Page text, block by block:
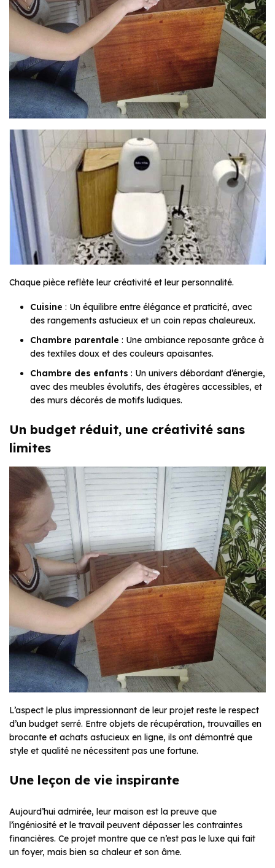
Chaque pièce reflète leur créativité et leur personnalité.
Cuisine : Un équilibre entre élégance et praticité, avec
des rangements astucieux et un coin repas chaleureux.
Chambre parentale : Une ambiance reposante grâce à
des textiles doux et des couleurs apaisantes.
Chambre des enfants : Un univers débordant d’énergie,
avec des meubles évolutifs, des étagères accessibles, et
des murs décorés de motifs ludiques.
Un budget réduit, une créativité sans
limites
L’aspect le plus impressionnant de leur projet reste le respect
d’un budget serré. Entre objets de récupération, trouvailles en
brocante et achats astucieux en ligne, ils ont démontré que
style et qualité ne nécessitent pas une fortune.
Une leçon de vie inspirante
Aujourd’hui admirée, leur maison est la preuve que
l’ingéniosité et le travail peuvent dépasser les contraintes
financières. Ce projet montre que ce n’est pas le luxe qui fait
un foyer, mais bien sa chaleur et son âme.